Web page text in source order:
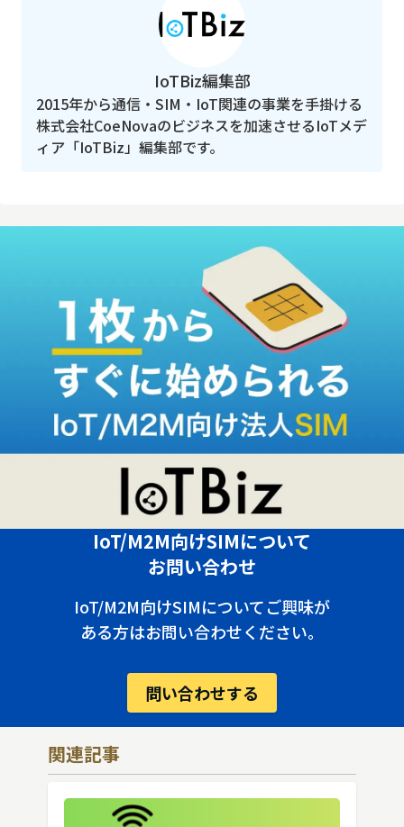
IoTBiz編集部
2015年から通信・SIM・IoT関連の事業を手掛ける
株式会社CoeNovaのビジネスを加速させるIoTメデ
ィア「IoTBiz」編集部です。
IoT/M2M向けSIMについて
お問い合わせ
IoT/M2M向けSIMについてご興味が
ある方はお問い合わせください。
問い合わせする
関連記事